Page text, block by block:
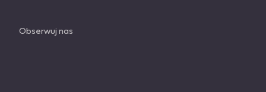
Obserwuj nas